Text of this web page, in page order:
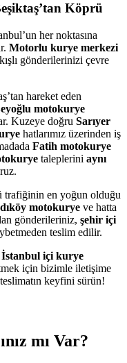
Köprü
her noktasına
Motorlu kurye merkezi
gönderilerinizi çevre
hareket eden
motokurye
Kuzeye doğru Sarıyer
hatlarımız üzerinden iş
Fatih motokurye
taleplerini aynı
trafiğinin en yoğun olduğu
motokurye ve hatta
gönderileriniz, şehir içi
teslim edilir.
İstanbul içi kurye
için bizimle iletişime
keyfini sürün!
mı Var?